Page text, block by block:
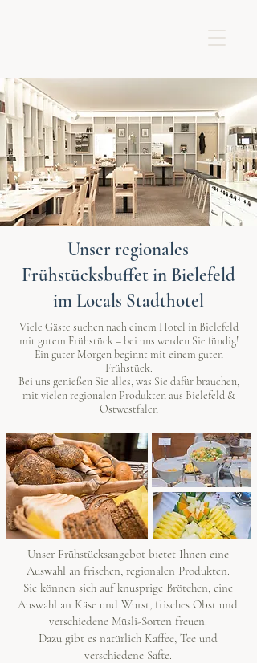
Unser regionales
Frühstücksbuffet in Bielefeld
im Locals Stadthotel
Viele Gäste suchen nach einem Hotel in Bielefeld
mit gutem Frühstück – bei uns werden Sie fündig!
Ein guter Morgen beginnt mit einem guten
Frühstück.
Bei uns genießen Sie alles, was Sie dafür brauchen,
mit vielen regionalen Produkten aus Bielefeld &
Ostwestfalen
Unser Frühstücksangebot bietet Ihnen eine
Auswahl an frischen, regionalen Produkten.
Sie können sich auf knusprige Brötchen, eine
Auswahl an Käse und Wurst, frisches Obst und
verschiedene Müsli-Sorten freuen.
Dazu gibt es natürlich Kaffee, Tee und
verschiedene Säfte.